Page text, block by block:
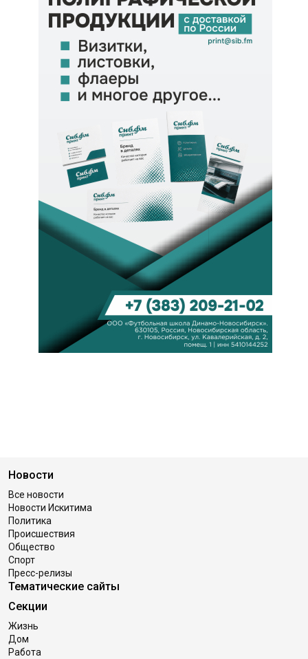
Новости
Все новости
Новости Искитима
Политика
Происшествия
Общество
Спорт
Пресс-релизы
Тематические сайты
Секции
Жизнь
Дом
Работа